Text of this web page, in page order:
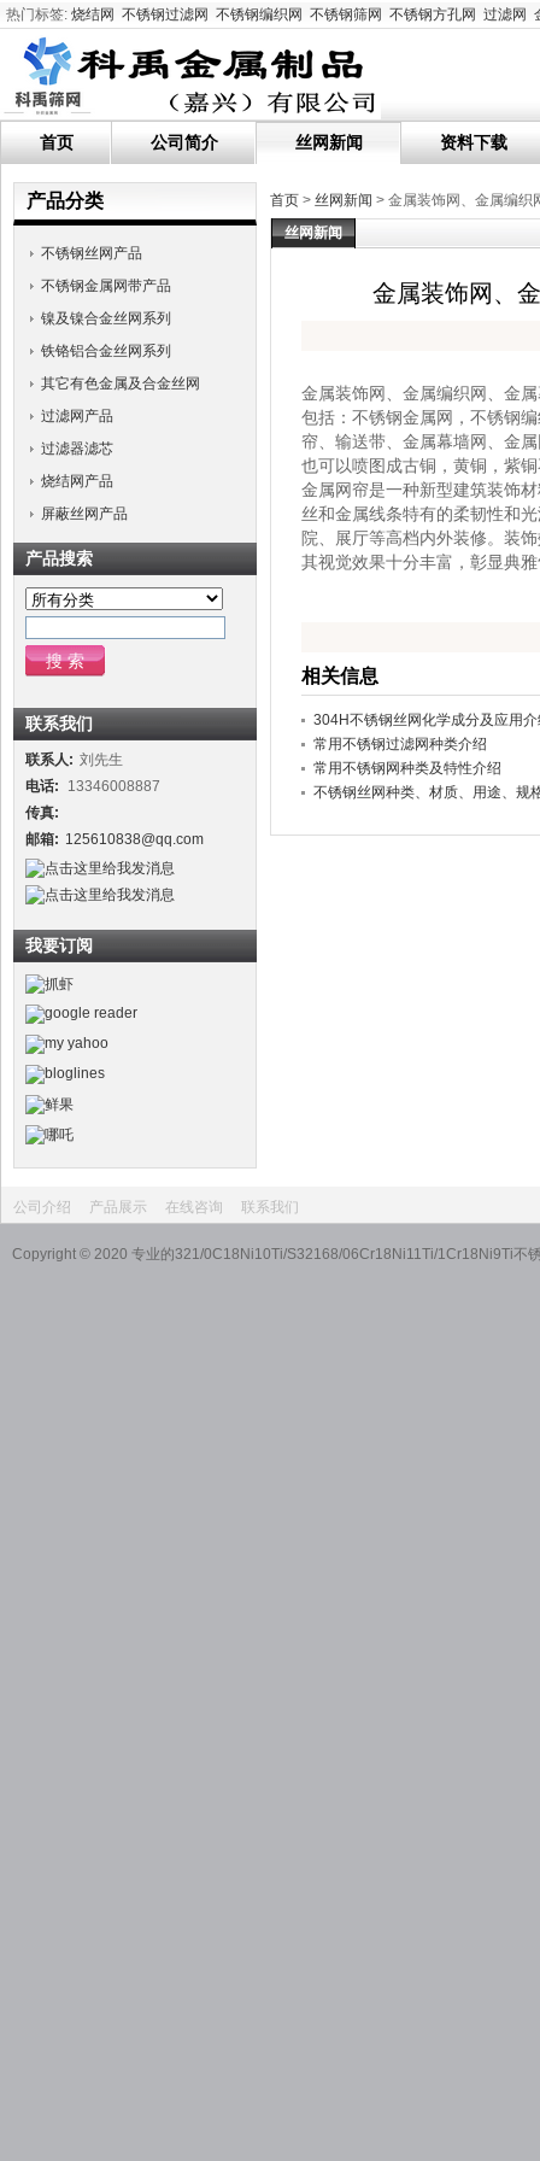
热门标签: 烧结网 不锈钢过滤网 不锈钢编织网 不锈钢筛网 不锈钢方孔网 过滤网
首页 公司简介 丝网新闻 资料下载
首页 > 丝网新闻 > 金属装饰网、金属编织
丝网新闻
金属装饰网、
金属装饰网、金属编织网、金
包括：不锈钢金属网，不锈钢
帘、输送带、金属幕墙网、金
也可以喷图成古铜，黄铜，紫
金属网帘是一种新型建筑装饰
丝和金属线条特有的柔韧性和
院、展厅等高档内外装修。装
其视觉效果十分丰富，彰显典
相关信息
304H不锈钢丝网化学成分及应用
常用不锈钢过滤网种类介绍
常用不锈钢网种类及特性介绍
不锈钢丝网种类、材质、用途、规
产品分类
不锈钢丝网产品
不锈钢金属网带产品
镍及镍合金丝网系列
铁铬铝合金丝网系列
其它有色金属及合金丝网
过滤网产品
过滤器滤芯
烧结网产品
屏蔽丝网产品
产品搜索
联系我们
联系人: 刘先生
电话:
13346008887
传真:
邮箱: 125610838@qq.com
我要订阅
公司介绍 产品展示 在线咨询 联系我们
Copyright © 2020 专业的321/0C18Ni10Ti/S32168/06Cr18Ni11Ti/1Cr18Ni9Ti不